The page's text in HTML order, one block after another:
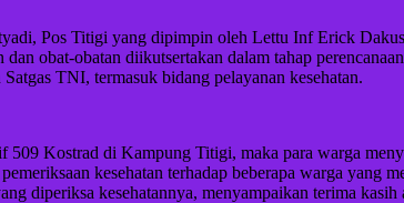
Pos Titigi yang dipimpin oleh Lettu Inf Erick
obat-obatan diikutsertakan dalam tahap
TNI, termasuk bidang pelayanan kesehatan.
509 Kostrad di Kampung Titigi, maka para warga
kesehatan terhadap beberapa warga yang
diperiksa kesehatannya, menyampaikan terima